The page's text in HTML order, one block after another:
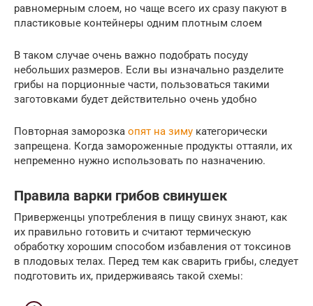
равномерным слоем, но чаще всего их сразу пакуют в
пластиковые контейнеры одним плотным слоем
В таком случае очень важно подобрать посуду
небольших размеров. Если вы изначально разделите
грибы на порционные части, пользоваться такими
заготовками будет действительно очень удобно
Повторная заморозка опят на зиму категорически
запрещена. Когда замороженные продукты оттаяли, их
непременно нужно использовать по назначению.
Правила варки грибов свинушек
Приверженцы употребления в пищу свинух знают, как
их правильно готовить и считают термическую
обработку хорошим способом избавления от токсинов
в плодовых телах. Перед тем как сварить грибы, следует
подготовить их, придерживаясь такой схемы: